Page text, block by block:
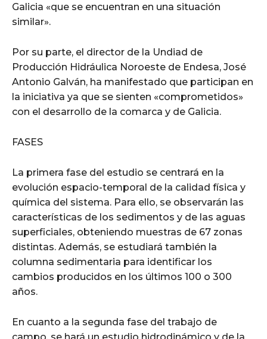
Galicia «que se encuentran en una situación
similar».
Por su parte, el director de la Undiad de
Producción Hidráulica Noroeste de Endesa, José
Antonio Galván, ha manifestado que participan en
la iniciativa ya que se sienten «comprometidos»
con el desarrollo de la comarca y de Galicia.
FASES
La primera fase del estudio se centrará en la
evolución espacio-temporal de la calidad física y
química del sistema. Para ello, se observarán las
características de los sedimentos y de las aguas
superficiales, obteniendo muestras de 67 zonas
distintas. Además, se estudiará también la
columna sedimentaria para identificar los
cambios producidos en los últimos 100 o 300
años.
En cuanto a la segunda fase del trabajo de
campo, se hará un estudio hidrodinámico y de la